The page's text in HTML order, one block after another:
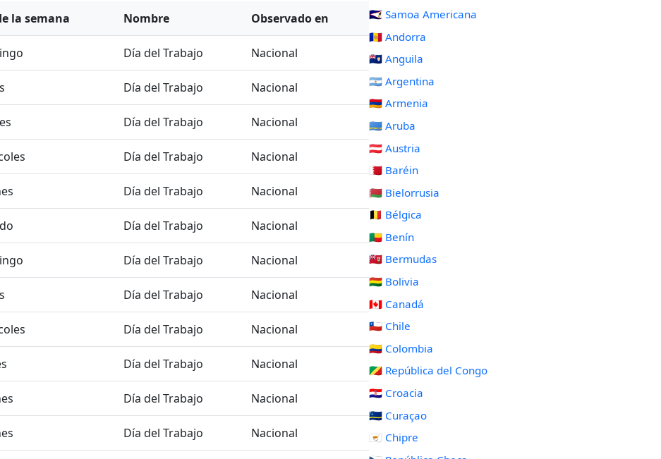
la semana Nombre Observado en
Día del Trabajo Nacional
Día del Trabajo Nacional
Día del Trabajo Nacional
Día del Trabajo Nacional
Día del Trabajo Nacional
Día del Trabajo Nacional
Día del Trabajo Nacional
Día del Trabajo Nacional
Día del Trabajo Nacional
Día del Trabajo Nacional
Día del Trabajo Nacional
Día del Trabajo Nacional
🇦🇸 Samoa Americana
🇦🇩 Andorra
🇦🇮 Anguila
🇦🇷 Argentina
🇦🇲 Armenia
🇦🇼 Aruba
🇦🇹 Austria
🇧🇭 Baréin
🇧🇾 Bielorrusia
🇧🇪 Bélgica
🇧🇯 Benín
🇧🇲 Bermudas
🇧🇴 Bolivia
🇨🇦 Canadá
🇨🇱 Chile
🇨🇴 Colombia
🇨🇬 República del Congo
🇭🇷 Croacia
🇨🇼 Curaçao
🇨🇾 Chipre